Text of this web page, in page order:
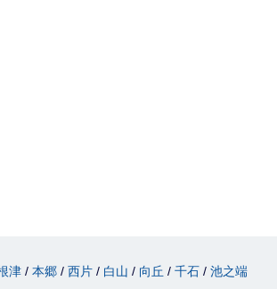
津 本郷 西片 白山 向丘 千石 池之端